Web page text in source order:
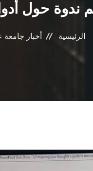
حول أدوات
الرئيسية أخبار